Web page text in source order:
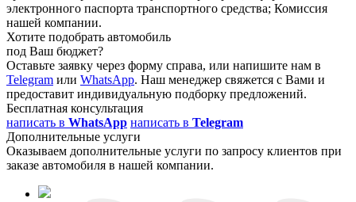
электронного паспорта транспортного средства; Комиссия
нашей компании.
Хотите подобрать автомобиль
под Ваш бюджет?
Оставьте заявку через форму справа, или напишите нам в
Telegram или WhatsApp. Наш менеджер свяжется с Вами и
предоставит индивидуальную подборку предложений.
Бесплатная консультация
написать в WhatsApp написать в Telegram
Дополнительные услуги
Оказываем дополнительные услуги по запросу клиентов при
заказе автомобиля в нашей компании.